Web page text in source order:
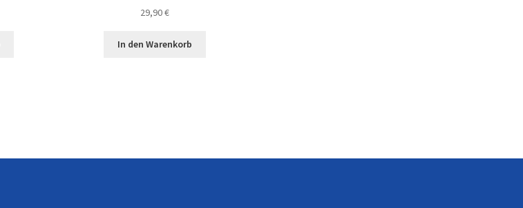
29,90€
In den Warenkorb